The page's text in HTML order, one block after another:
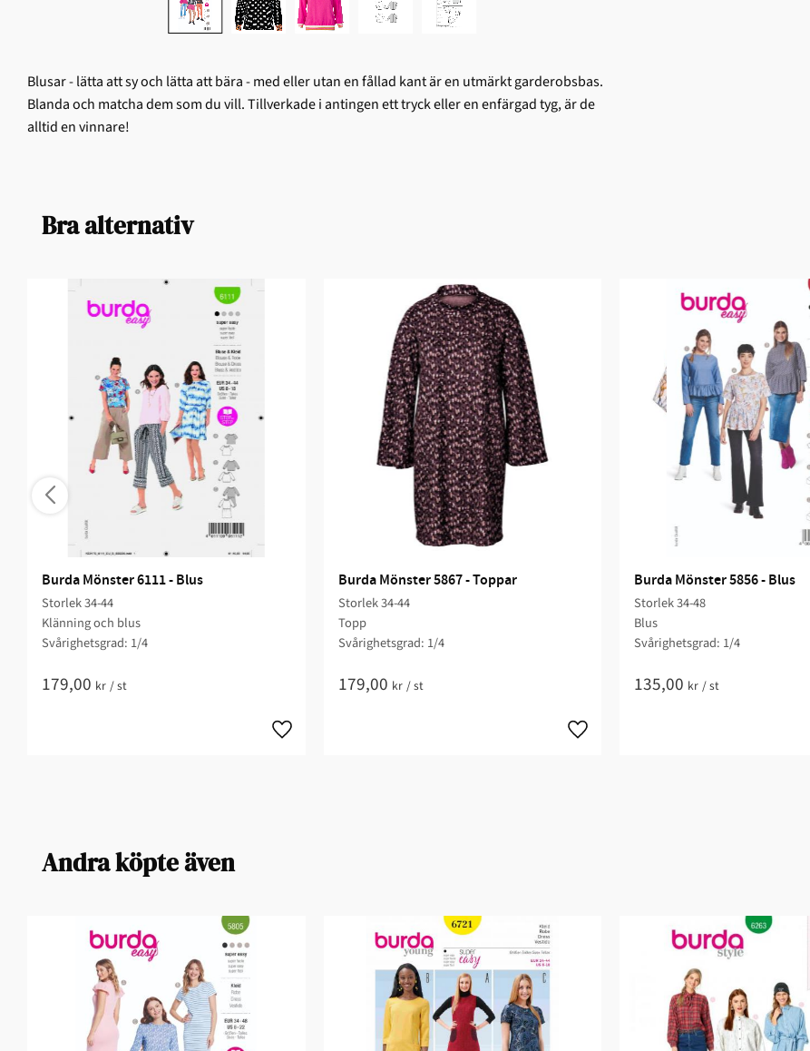
Blusar - lätta att sy och lätta att bära - med eller utan en fållad kant är en utmärkt garderobsbas.
Blanda och matcha dem som du vill. Tillverkade i antingen ett tryck eller en enfärgad tyg, är de
alltid en vinnare!
Bra alternativ
Burda Mönster 6111 - Blus
Storlek 34-44
Klänning och blus
Svårighetsgrad: 1/4​
179,00 kr /st
Burda Mönster 5867 - Toppar
Storlek 34-44
Topp
Svårighetsgrad: 1/4​
179,00 kr /st
Burda Mönster 5856 - Blus
Storlek 34-48
Blus
Svårighetsgrad: 1/4​
135,00 kr /st
Andra köpte även